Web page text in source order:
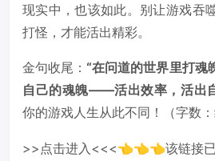
现实中，也该如此。别让游戏吞
打怪，才能活出精彩。
金句收尾： “在问道的世界里打魂
自己的魂魄——活出效率，活出
你的游戏人生从此不同！（字数：
>>点击进入<<<👈👈👈该链接